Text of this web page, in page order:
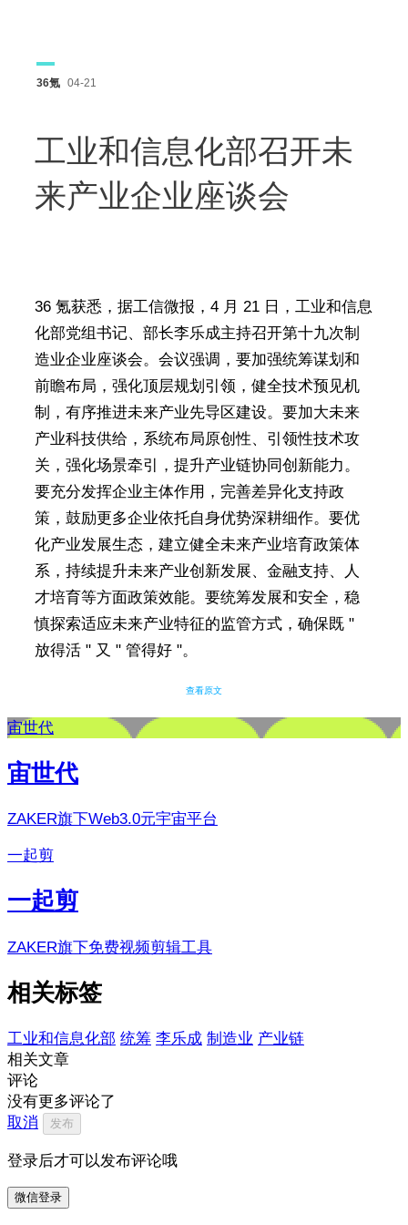
36氪 04-21
工业和信息化部召开未
来产业企业座谈会
36 氪获悉，据工信微报，4 月 21 日，工业和信息
化部党组书记、部长李乐成主持召开第十九次制
造业企业座谈会。会议强调，要加强统筹谋划和
前瞻布局，强化顶层规划引领，健全技术预见机
制，有序推进未来产业先导区建设。要加大未来
产业科技供给，系统布局原创性、引领性技术攻
关，强化场景牵引，提升产业链协同创新能力。
要充分发挥企业主体作用，完善差异化支持政
策，鼓励更多企业依托自身优势深耕细作。要优
化产业发展生态，建立健全未来产业培育政策体
系，持续提升未来产业创新发展、金融支持、人
才培育等方面政策效能。要统筹发展和安全，稳
慎探索适应未来产业特征的监管方式，确保既 "
放得活 " 又 " 管得好 "。
查看原文
宙世代
宙世代
ZAKER旗下Web3.0元宇宙平台
一起剪
一起剪
ZAKER旗下免费视频剪辑工具
相关标签
工业和信息化部 统筹 李乐成 制造业 产业链
相关文章
评论
没有更多评论了
取消
发布
登录后才可以发布评论哦
微信登录